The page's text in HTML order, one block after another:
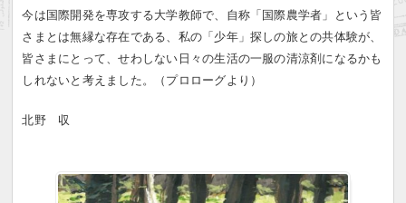
今は国際開発を専攻する大学教師で、自称「国際農学者」という皆
さまとは無縁な存在である、私の「少年」探しの旅との共体験が、
皆さまにとって、せわしない日々の生活の一服の清涼剤になるかも
しれないと考えました。（プロローグより）
北野 収